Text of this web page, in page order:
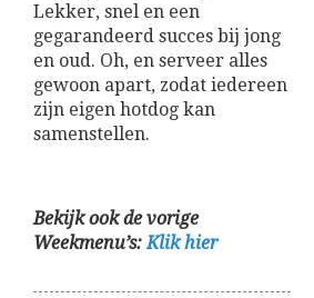
Lekker, snel en een
gegarandeerd succes bij jong
en oud. Oh, en serveer alles
gewoon apart, zodat iedereen
zijn eigen hotdog kan
samenstellen.
Bekijk ook de vorige
Weekmenu’s:Klik hier